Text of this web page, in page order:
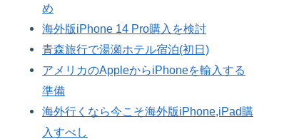
め
海外版iPhone 14 Pro購入を検討
青森旅行で湯瀬ホテル宿泊(初日)
アメリカのAppleからiPhoneを輸入する
準備
海外行くなら今こそ海外版iPhone,iPad購
入すべし